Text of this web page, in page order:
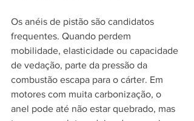
Os anéis de pistão são candidatos
frequentes. Quando perdem
mobilidade, elasticidade ou capacidade
de vedação, parte da pressão da
combustão escapa para o cárter. Em
motores com muita carbonização, o
anel pode até não estar quebrado, mas